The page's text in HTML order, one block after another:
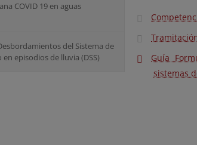
COVID 19 en aguas
del Sistema de
episodios de lluvia (DSS)
Guía
sistemas